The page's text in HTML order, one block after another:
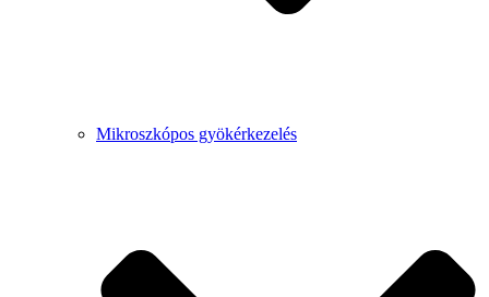
Mikroszkópos gyökérkezelés